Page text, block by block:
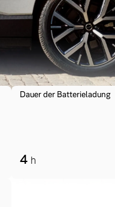
Dauer der Batterieladung
4 h